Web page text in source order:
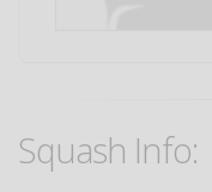
Squash Info: